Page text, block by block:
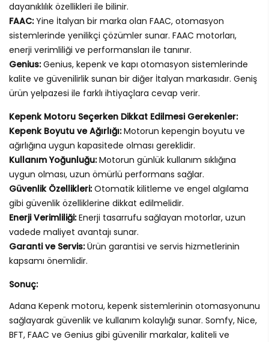
dayanıklılık özellikleri ile bilinir.
FAAC:Yine İtalyan bir marka olan FAAC, otomasyon
sistemlerinde yenilikçi çözümler sunar. FAAC motorları,
enerji verimliliği ve performansları ile tanınır.
Genius:Genius, kepenk ve kapı otomasyon sistemlerinde
kalite ve güvenilirlik sunan bir diğer İtalyan markasıdır. Geniş
ürün yelpazesi ile farklı ihtiyaçlara cevap verir.
Kepenk Motoru Seçerken Dikkat Edilmesi Gerekenler:
Kepenk Boyutu ve Ağırlığı:Motorun kepengin boyutu ve
ağırlığına uygun kapasitede olması gereklidir.
Kullanım Yoğunluğu:Motorun günlük kullanım sıklığına
uygun olması, uzun ömürlü performans sağlar.
Güvenlik Özellikleri:Otomatik kilitleme ve engel algılama
gibi güvenlik özelliklerine dikkat edilmelidir.
Enerji Verimliliği:Enerji tasarrufu sağlayan motorlar, uzun
vadede maliyet avantajı sunar.
Garanti ve Servis:Ürün garantisi ve servis hizmetlerinin
kapsamı önemlidir.
Sonuç:
Adana Kepenk motoru, kepenk sistemlerinin otomasyonunu
sağlayarak güvenlik ve kullanım kolaylığı sunar. Somfy, Nice,
BFT, FAAC ve Genius gibi güvenilir markalar, kaliteli ve